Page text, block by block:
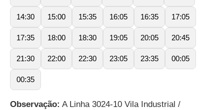
14:30 15:00 15:35 16:05 16:35 17:05
17:35 18:00 18:30 19:05 20:05 20:45
21:30 22:00 22:30 23:05 23:35 00:05
00:35
Observação: A Linha 3024-10 Vila Industrial /